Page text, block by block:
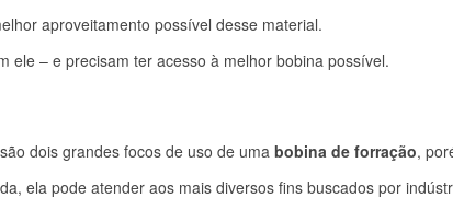
aproveitamento possível desse material.
ele – e precisam ter acesso à melhor bobina possível.
dois grandes focos de uso de uma bobina de forração,
ela pode atender aos mais diversos fins buscados por